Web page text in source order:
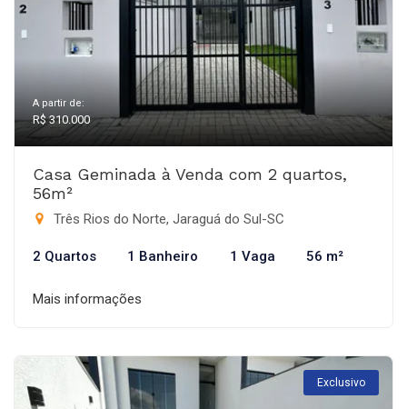
A partir de:
R$ 310.000
Casa Geminada à Venda com 2 quartos,
56m²
Três Rios do Norte, Jaraguá do Sul-SC
2 Quartos 1 Banheiro 1 Vaga 56 m²
Mais informações
Exclusivo